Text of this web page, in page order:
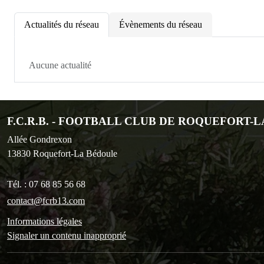
Actualités du réseau Évènements du réseau
Aucune actualité
F.C.R.B. - FOOTBALL CLUB DE ROQUEFORT-
Allée Gondrexon
13830 Roquefort-La Bédoule
Tél. : 07 68 85 56 68
contact@fcrb13.com
Informations légales
Signaler un contenu inapproprié